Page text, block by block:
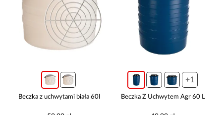
Beczka z uchwytami biała 60l
+1
Beczka Z Uchwytem Agr 60 L